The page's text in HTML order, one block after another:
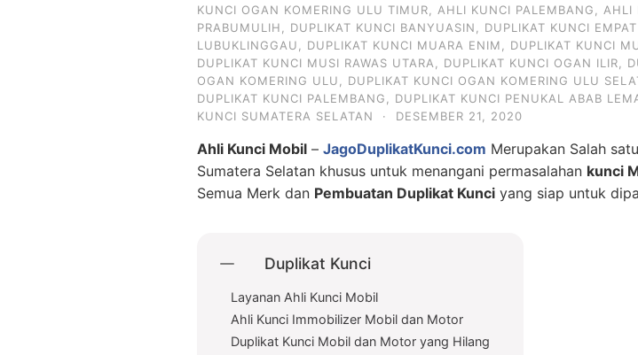
KUNCI OGAN KOMERING ULU TIMUR
AHLI KUNCI PALEMBANG AHLI
PRABUMULIH
DUPLIKAT KUNCI BANYUASIN DUPLIKAT KUNCI
LUBUKLINGGAU
DUPLIKAT KUNCI MUARA ENIM DUPLIKAT KUNCI
DUPLIKAT KUNCI MUSI RAWAS UTARA
DUPLIKAT KUNCI OGAN ILIR
OGAN KOMERING ULU
DUPLIKAT KUNCI OGAN KOMERING ULU
DUPLIKAT KUNCI PALEMBANG
DUPLIKAT KUNCI PENUKAL ABAB
KUNCI SUMATERA SELATAN
· DESEMBER 21, 2020
Ahli Kunci Mobil – JagoDuplikatKunci.com Merupakan Salah satu
Sumatera Selatan khusus untuk menangani permasalahan kunci
Semua Merk dan Pembuatan Duplikat Kunci yang siap untuk
Duplikat Kunci
Layanan Ahli Kunci Mobil
Ahli Kunci Immobilizer Mobil dan Motor
Duplikat Kunci Mobil dan Motor yang Hilang